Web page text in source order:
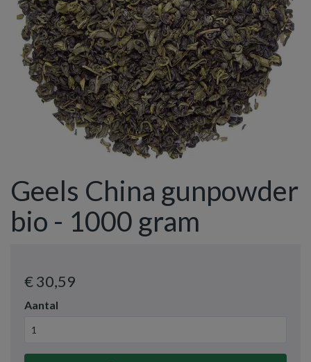
Geels China gunpowder
bio - 1000 gram
€ 30,59
Aantal